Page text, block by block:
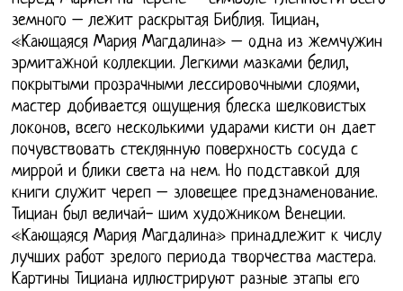
земного – лежит раскрытая Библия. Тициан,
«Кающаяся Мария Магдалина» – одна из жемчужин
эрмитажной коллекции. Легкими мазками белил,
покрытыми прозрачными лессировочными слоями,
мастер добивается ощущения блеска шелковистых
локонов, всего несколькими ударами кисти он дает
почувствовать стеклянную поверхность сосуда с
миррой и блики света на нем. Но подставкой для
книги служит череп – зловещее предзнаменование.
Тициан был величай- шим художником Венеции.
«Кающаяся Мария Магдалина» принадлежит к числу
лучших работ зрелого периода творчества мастера.
Картины Тициана иллюстрируют разные этапы его